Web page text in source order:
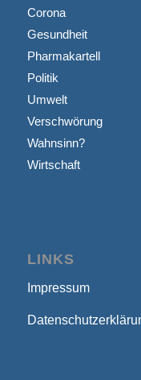
Corona
Gesundheit
Pharmakartell
Politik
Umwelt
Verschwörung
Wahnsinn?
Wirtschaft
LINKS
Impressum